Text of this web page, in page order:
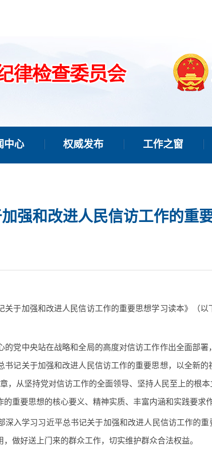
中心 权威发布 工作之窗
加强和改进人民信访工作的重
加强和改进人民信访工作的重要思想学习读本》（以
中央站在战略和全局的高度对信访工作作出全面部署
书记关于加强和改进人民信访工作的重要思想，以全新
，从坚持党对信访工作的全面领导、坚持人民至上的根
重要思想的核心要义、精神实质、丰富内涵和实践要求
学习习近平总书记关于加强和改进人民信访工作的重
做好送上门来的群众工作，切实维护群众合法权益。